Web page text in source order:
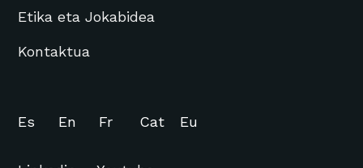
Etika eta Jokabidea
Kontaktua
Es En Fr Cat Eu